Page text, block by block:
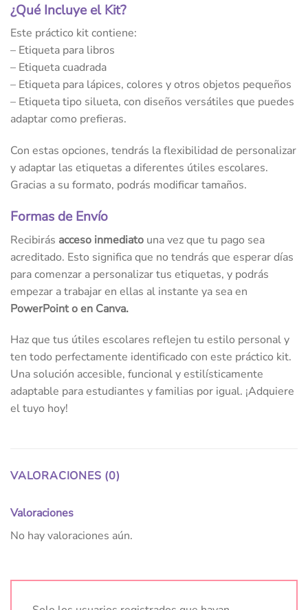
¿Qué Incluye el Kit?
Este práctico kit contiene:
– Etiqueta para libros
– Etiqueta cuadrada
– Etiqueta para lápices, colores y otros objetos pequeños
– Etiqueta tipo silueta, con diseños versátiles que puedes
adaptar como prefieras.
Con estas opciones, tendrás la flexibilidad de personalizar
y adaptar las etiquetas a diferentes útiles escolares.
Gracias a su formato, podrás modificar tamaños.
Formas de Envío
Recibirás acceso inmediato una vez que tu pago sea
acreditado. Esto significa que no tendrás que esperar días
para comenzar a personalizar tus etiquetas, y podrás
empezar a trabajar en ellas al instante ya sea en
PowerPoint o en Canva.
Haz que tus útiles escolares reflejen tu estilo personal y
ten todo perfectamente identificado con este práctico kit.
Una solución accesible, funcional y estilísticamente
adaptable para estudiantes y familias por igual. ¡Adquiere
el tuyo hoy!
VALORACIONES (0)
Valoraciones
No hay valoraciones aún.